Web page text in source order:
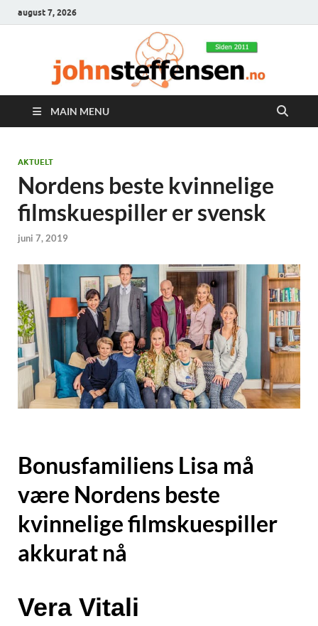
august 7, 2026
MAIN MENU
AKTUELT
Nordens beste kvinnelige
filmskuespiller er svensk
juni 7, 2019
Bonusfamiliens Lisa må
være Nordens beste
kvinnelige filmskuespiller
akkurat nå
Vera Vitali